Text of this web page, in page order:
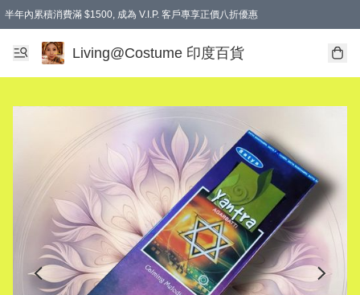
半年內累積消費滿 $1500, 成為 V.I.P. 客戶專享正價八折優惠
滿$600免本地運費
Living@Costume 印度百貨